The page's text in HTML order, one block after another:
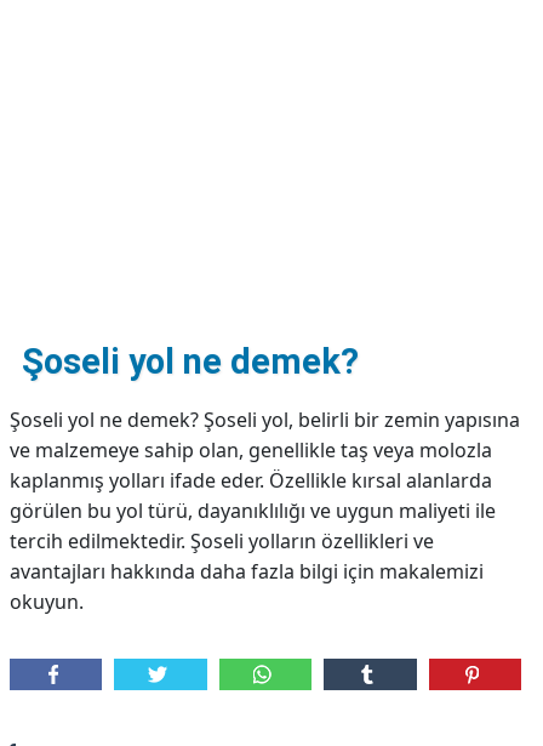
Şoseli yol ne demek?
Şoseli yol ne demek? Şoseli yol, belirli bir zemin yapısına
ve malzemeye sahip olan, genellikle taş veya molozla
kaplanmış yolları ifade eder. Özellikle kırsal alanlarda
görülen bu yol türü, dayanıklılığı ve uygun maliyeti ile
tercih edilmektedir. Şoseli yolların özellikleri ve
avantajları hakkında daha fazla bilgi için makalemizi
okuyun.